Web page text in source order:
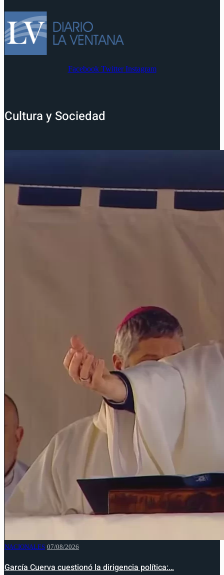
Facebook Twitter Instagram
Cultura y Sociedad
NACIONALES 07/08/2026
García Cuerva cuestionó la dirigencia política:…